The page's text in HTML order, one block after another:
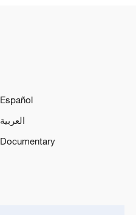
Español
العربية
Documentary